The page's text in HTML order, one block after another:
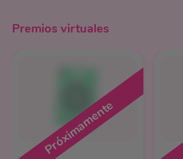
Premios virtuales
Próximamente